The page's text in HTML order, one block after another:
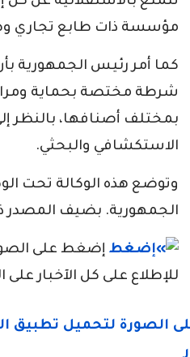
مؤسسة ذات طابع تجاري
كما أمر رئيس الجمهورية
شرطة مختصة بحماية
بمختلف أصنافها، بالنظر
الاستكشافي والبحثي.
وتوضع هذه الوكالة تحت
الجمهورية. بضيف المصدر
إضغط على
للإطلاع على كل الآخبار على